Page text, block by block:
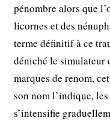
pénombre alors que
licornes et des
terme définitif à ce
déniché le simulateur
marques de renom,
son nom l’indique,
s’intensifie